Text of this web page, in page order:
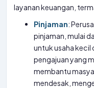
layanan keuangan,
Pinjaman:
pinjaman, mulai
untuk usaha kecil
pengajuan yang
membantu
mendesak,